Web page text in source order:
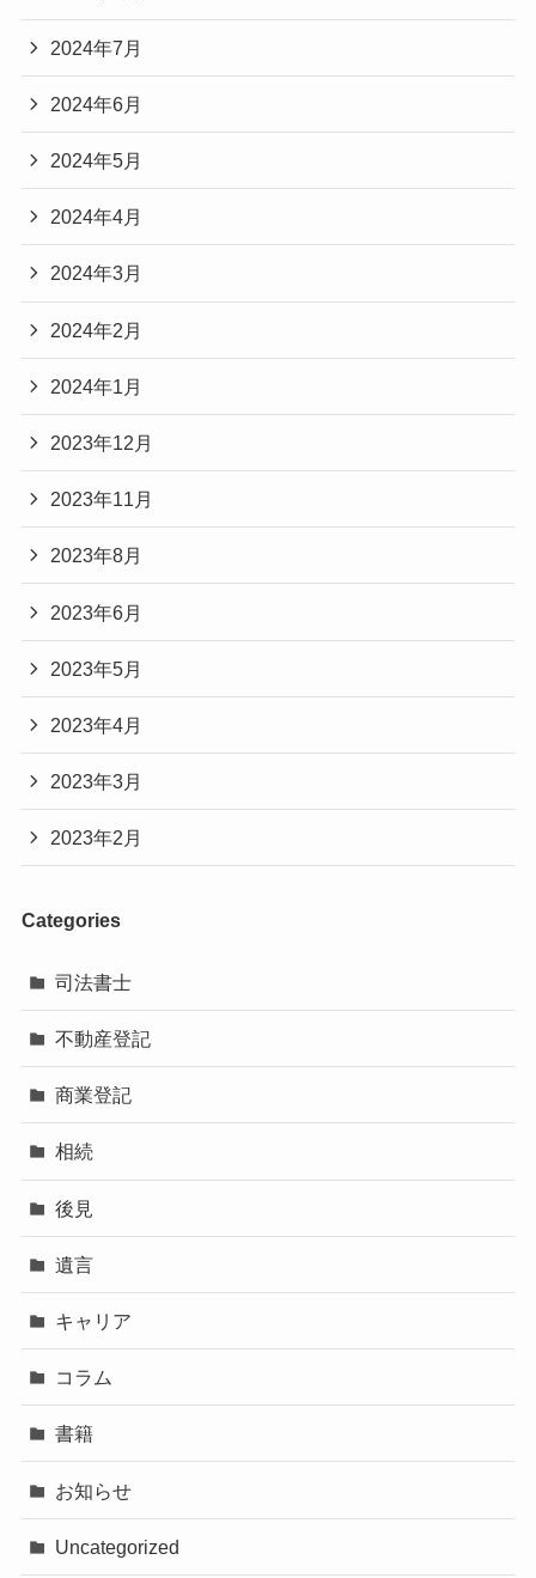
2024年7月
2024年6月
2024年5月
2024年4月
2024年3月
2024年2月
2024年1月
2023年12月
2023年11月
2023年8月
2023年6月
2023年5月
2023年4月
2023年3月
2023年2月
Categories
司法書士
不動産登記
商業登記
相続
後見
遺言
キャリア
コラム
書籍
お知らせ
Uncategorized